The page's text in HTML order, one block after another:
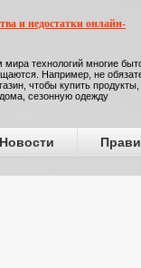
и недостатки онлайн-
мира технологий многие
Например, не
чтобы купить продукты,
сезонную одежду
Новости